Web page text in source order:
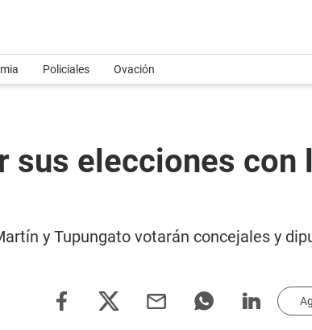
Policiales Ovación
elecciones con
y Tupungato votarán concejales y